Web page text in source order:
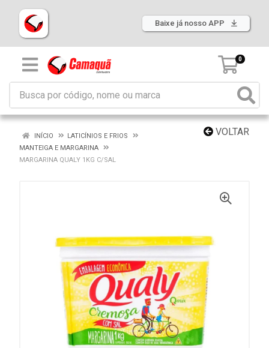
Baixe já nosso APP
0
VOLTAR
INÍCIO
LATICÍNIOS E FRIOS
MANTEIGA E MARGARINA
MARGARINA QUALY 1KG C/SAL